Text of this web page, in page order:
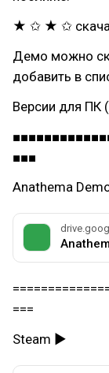
★ ✩ ★ ✩
Демо можно
добавить в
Версии для
■■■
Anathema
===
Steam ►